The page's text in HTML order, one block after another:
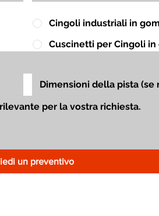
Cingoli industriali in
Cuscinetti per Cingoli in
un preventivo